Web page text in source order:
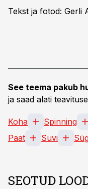
Tekst ja fotod: Gerli
See teema pakub
ja saad alati
Koha Spinning
Paat
Suvi
SEOTUD